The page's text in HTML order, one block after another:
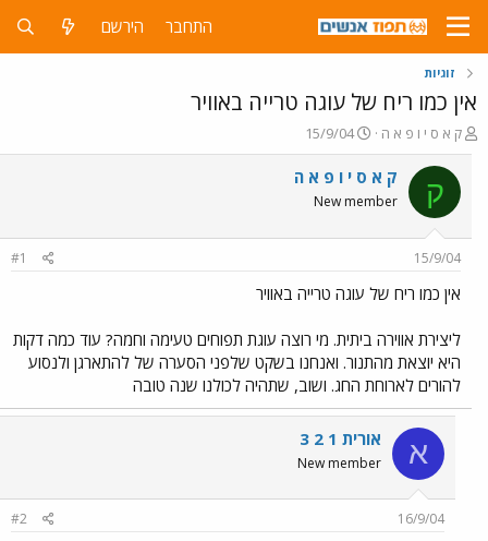
התחבר הירשם
זוגיות
אין כמו ריח של עוגה טרייה באוויר
פ
ו
ת
ח
ה
ש
א
ק א ס י ו פ א ה
פ
ו
ר
ם
ר
15/9/04
ק ק א ס י ו פ א ה
New member
15/9/04
#1
אין כמו ריח של עוגה טרייה באוויר
ליצירת אווירה ביתית. מי רוצה עוגת תפוחים טעימה וחמה? עוד כמה דקות
היא יוצאת מהתנור. ואנחנו בשקט שלפני הסערה של להתארגן ולנסוע
להורים לארוחת החג. ושוב, שתהיה לכולנו שנה טובה
א אורית 1 2 3
New member
16/9/04
#2